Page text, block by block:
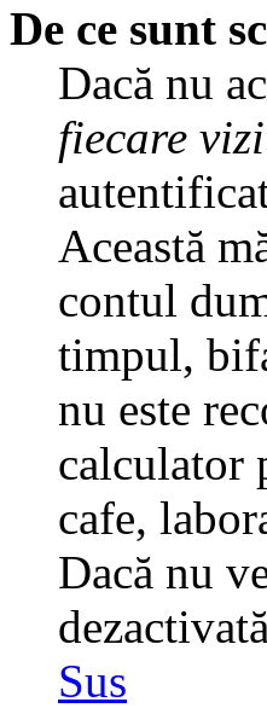
De ce sunt
Dacă nu
fiecare
Această
contul
timpul,
nu este
calculator
cafe,
Dacă nu
Sus